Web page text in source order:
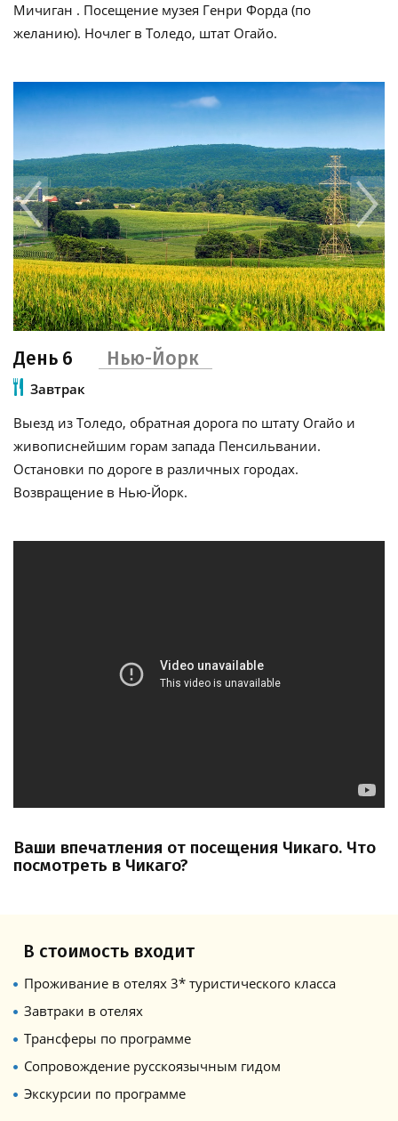
Мичиган . Посещение музея Генри Форда (по
желанию). Ночлег в Толедо, штат Огайо.
День 6 Нью-Йорк
Завтрак
Выезд из Толедо, обратная дорога по штату Огайо и
живописнейшим горам запада Пенсильвании.
Остановки по дороге в различных городах.
Возвращение в Нью-Йорк.
Ваши впечатления от посещения Чикаго. Что
посмотреть в Чикаго?
В стоимость входит
Проживание в отелях 3* туристического класса
Завтраки в отелях
Трансферы по программе
Сопровождение русскоязычным гидом
Экскурсии по программе